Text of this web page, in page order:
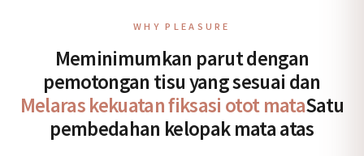
WHY PLEASURE
Meminimumkan parut dengan
pemotongan tisu yang sesuai dan
Melaras kekuatan fiksasi otot mataSatu
pembedahan kelopak mata atas